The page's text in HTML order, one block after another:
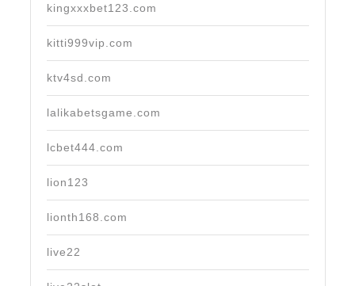
kingxxxbet123.com
kitti999vip.com
ktv4sd.com
lalikabetsgame.com
lcbet444.com
lion123
lionth168.com
live22